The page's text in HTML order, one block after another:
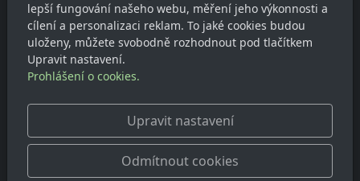
lepší fungování našeho webu, měření jeho výkonnosti a
cílení a personalizaci reklam. To jaké cookies budou
uloženy, můžete svobodně rozhodnout pod tlačítkem
Upravit nastavení.
Prohlášení o cookies.
Upravit nastavení
Odmítnout cookies